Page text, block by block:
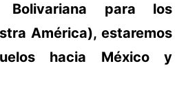
Bolivariana para los
América), estaremos
hacia México y